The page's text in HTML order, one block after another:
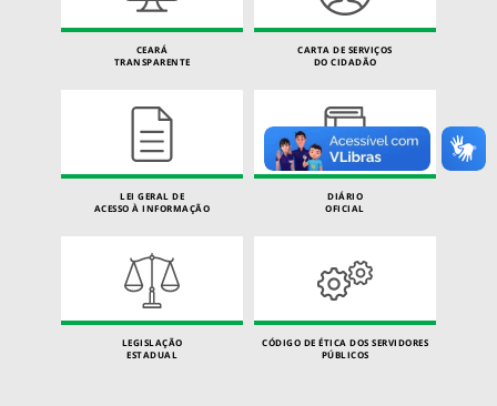
CEARÁ
TRANSPARENTE
CARTA DE SERVIÇOS
DO CIDADÃO
LEI GERAL DE
ACESSO À INFORMAÇÃO
DIÁRIO
OFICIAL
LEGISLAÇÃO
ESTADUAL
CÓDIGO DE ÉTICA DOS SERVIDORES
PÚBLICOS